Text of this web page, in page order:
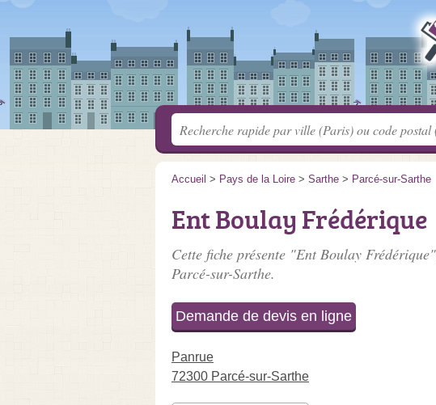
Accueil > Pays de la Loire > Sarthe > Parcé-sur-Sarthe
Ent Boulay Frédérique
Cette fiche présente "Ent Boulay
Parcé-sur-Sarthe.
Demande de devis en ligne
Panrue
72300 Parcé-sur-Sarthe